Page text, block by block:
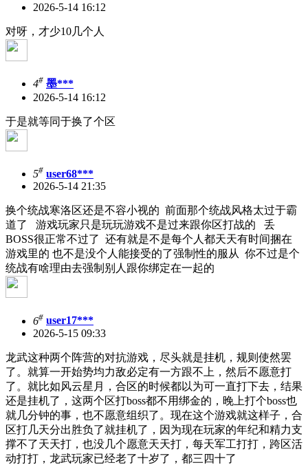
2026-5-14 16:12
对呀，才少10几个人
4# 墨***
2026-5-14 16:12
于是就等同于换了个区
5# user68***
2026-5-14 21:35
换个统战寒洛区还是不容小视的 前面那个统战风格太过于霸
道了 游戏玩家只是玩玩游戏不是过来跟你区打战的 丢
BOSS很正常不过了 还有就是不是每个人都天天有时间捆在
游戏里的 也不是没个人能接受的了强制性的服从 你不过是个
统战有啥理由去强制别人跟你绑定在一起的
6# user17***
2026-5-15 09:33
龙武这种两个阵营的对抗游戏，尽头就是挂机，规则使然罢
了。就算一开始势均力敌必定有一方跟不上，然后不愿意打
了。就比如风云星月，合区的时候都以为可一直打下去，结果
还是挂机了，这两个区打boss都不用绑金的，晚上打个boss也
就几分钟的事，也不愿意组织了。现在这个游戏就这样子，合
区打几天分出胜负了就挂机了，因为现在玩家的年纪和精力支
撑不了天天打，也没几个愿意天天打，每天军工打打，跨区活
动打打，龙武玩家已经老了十岁了，都三四十了